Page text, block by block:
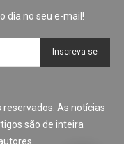
dia no seu e-mail!
Inscreva-se
As notícias
são de inteira